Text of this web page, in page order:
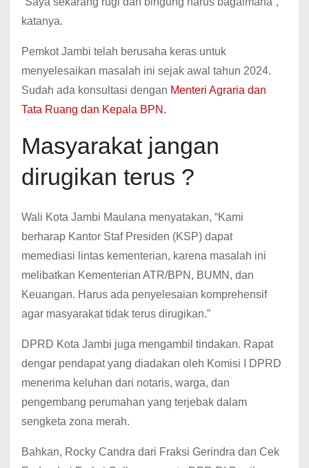
katanya.
Pemkot Jambi telah berusaha keras untuk
menyelesaikan masalah ini sejak awal tahun 2024.
Sudah ada konsultasi dengan Menteri Agraria dan
Tata Ruang dan Kepala BPN.
Masyarakat jangan
dirugikan terus ?
Wali Kota Jambi Maulana menyatakan, “Kami
berharap Kantor Staf Presiden (KSP) dapat
memediasi lintas kementerian, karena masalah ini
melibatkan Kementerian ATR/BPN, BUMN, dan
Keuangan. Harus ada penyelesaian komprehensif
agar masyarakat tidak terus dirugikan.”
DPRD Kota Jambi juga mengambil tindakan. Rapat
dengar pendapat yang diadakan oleh Komisi I DPRD
menerima keluhan dari notaris, warga, dan
pengembang perumahan yang terjebak dalam
sengketa zona merah.
Bahkan, Rocky Candra dari Fraksi Gerindra dan Cek